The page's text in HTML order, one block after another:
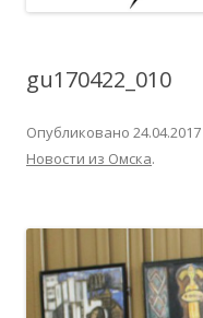
gu170422_010
Опубликовано 24.04.2017
Новости из Омска.